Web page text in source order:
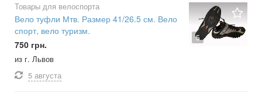
5
Товары для велоспорта
Вело туфли Мтв. Размер 41/26.5 см. Вело
спорт, вело туризм.
750 грн.
из г. Львов
5 августа